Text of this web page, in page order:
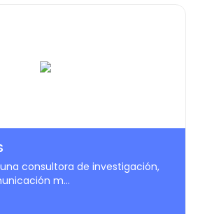
consultora de investigación,
m...